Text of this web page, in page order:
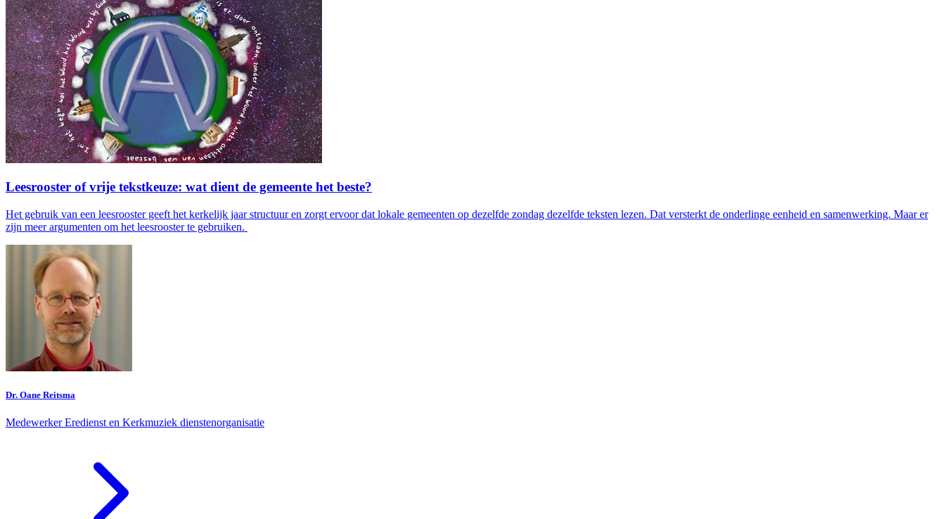
Leesrooster of vrije tekstkeuze: wat dient de gemeente het beste?
Het gebruik van een leesrooster geeft het kerkelijk jaar structuur en zorgt ervoor dat lokale gemeenten op dezelfde zondag dezelfde teksten lezen. Dat versterkt de onderlinge eenheid en samenwerking. Maar er
zijn meer argumenten om het leesrooster te gebruiken.
Dr. Oane Reitsma
Medewerker Eredienst en Kerkmuziek dienstenorganisatie